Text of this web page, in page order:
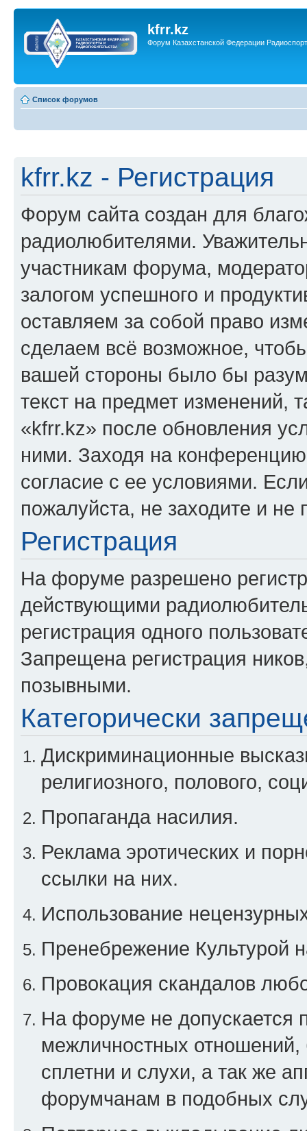
kfrr.kz
Форум Казахстанской Федерации
Список форумов
kfrr.kz - Регистрация
Форум сайта создан для
радиолюбителями.
участникам форума,
залогом успешного и
оставляем за собой право
сделаем всё возможное,
вашей стороны было бы
текст на предмет изменений,
«kfrr.kz» после обновления
ними. Заходя на
согласие с ее условиями.
пожалуйста, не заходите и
Регистрация
На форуме разрешено
действующими
регистрация одного
Запрещена регистрация
позывными.
Категорически
Дискриминационные
религиозного, полового,
Пропаганда насилия.
Реклама эротических и
ссылки на них.
Использование
Пренебрежение Культурой
Провокация скандалов
На форуме не допускается
межличностных отношений,
сплетни и слухи, а так же
форумчанам в подобных